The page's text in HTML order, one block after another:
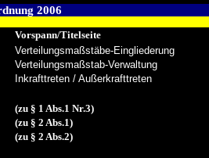
2006
Vorspann/Titelseite
Verteilungsmaßstäbe-Eingliederung
Verteilungsmaßstab-Verwaltung
Inkrafttreten / Außerkrafttreten
(zu § 1 Abs.1 Nr.3)
(zu § 2 Abs.1)
(zu § 2 Abs.2)